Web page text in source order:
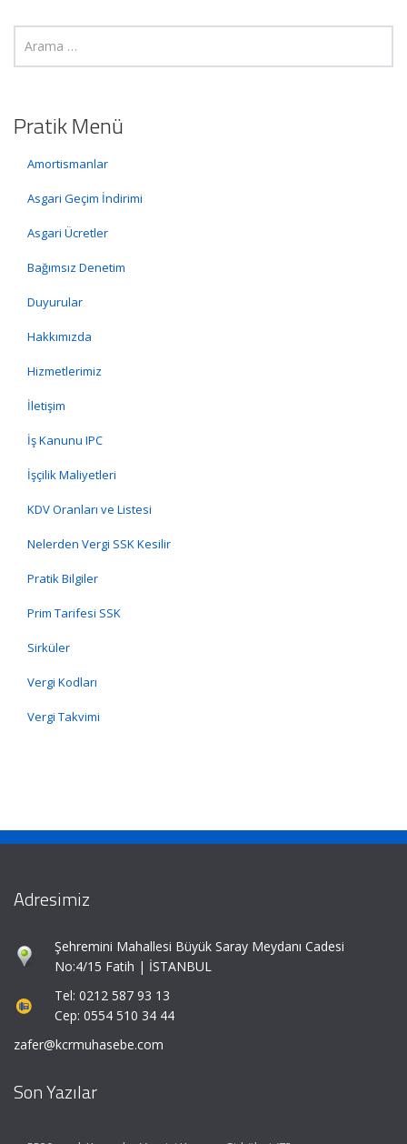
Pratik Menü
Amortismanlar
Asgari Geçim İndirimi
Asgari Ücretler
Bağımsız Denetim
Duyurular
Hakkımızda
Hizmetlerimiz
İletişim
İş Kanunu IPC
İşçilik Maliyetleri
KDV Oranları ve Listesi
Nelerden Vergi SSK Kesilir
Pratik Bilgiler
Prim Tarifesi SSK
Sirküler
Vergi Kodları
Vergi Takvimi
Adresimiz
Şehremini Mahallesi Büyük Saray Meydanı Cadesi
No:4/15 Fatih | İSTANBUL
Tel: 0212 587 93 13
Cep: 0554 510 34 44
zafer@kcrmuhasebe.com
Son Yazılar